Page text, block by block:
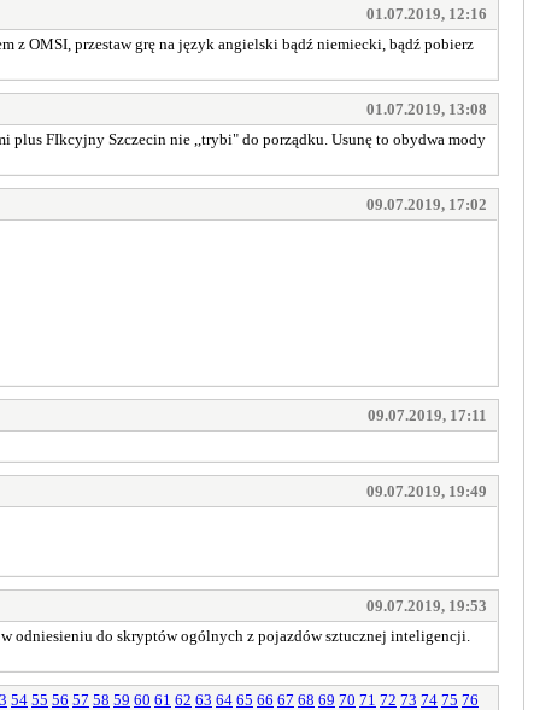
01.07.2019, 12:16
z OMSI, przestaw grę na język angielski bądź niemiecki, bądź pobierz
01.07.2019, 13:08
plus FIkcyjny Szczecin nie ,,trybi" do porządku. Usunę to obydwa mody
09.07.2019, 17:02
09.07.2019, 17:11
09.07.2019, 19:49
09.07.2019, 19:53
odniesieniu do skryptów ogólnych z pojazdów sztucznej inteligencji.
54 55 56 57 58 59 60 61 62 63 64 65 66 67 68 69 70 71 72 73 74 75 76